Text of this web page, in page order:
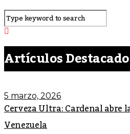
Artículos
5 marzo, 2026
Cerveza Ultra: Cardenal abre
Venezuela